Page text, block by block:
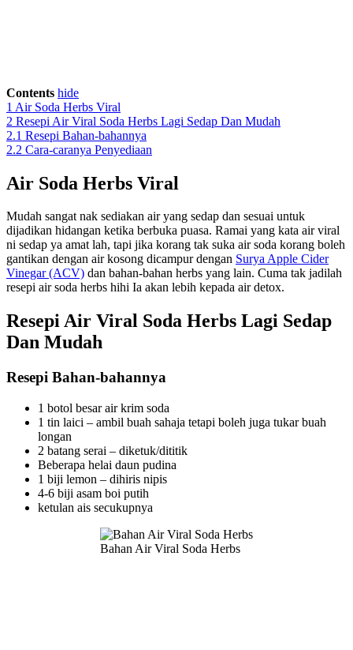
Contents hide
1 Air Soda Herbs Viral
2 Resepi Air Viral Soda Herbs Lagi Sedap Dan Mudah
2.1 Resepi Bahan-bahannya
2.2 Cara-caranya Penyediaan
Air Soda Herbs Viral
Mudah sangat nak sediakan air yang sedap dan sesuai untuk
dijadikan hidangan ketika berbuka puasa. Ramai yang kata air viral
ni sedap ya amat lah, tapi jika korang tak suka air soda korang boleh
gantikan dengan air kosong dicampur dengan Surya Apple Cider
Vinegar (ACV) dan bahan-bahan herbs yang lain. Cuma tak jadilah
resepi air soda herbs hihi Ia akan lebih kepada air detox.
Resepi Air Viral Soda Herbs Lagi Sedap
Dan Mudah
Resepi Bahan-bahannya
1 botol besar air krim soda
1 tin laici – ambil buah sahaja tetapi boleh juga tukar buah
longan
2 batang serai – diketuk/dititik
Beberapa helai daun pudina
1 biji lemon – dihiris nipis
4-6 biji asam boi putih
ketulan ais secukupnya
Bahan Air Viral Soda Herbs